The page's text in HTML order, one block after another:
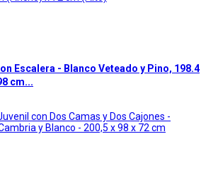
Escalera - Blanco Veteado y Pino, 198.4
cm...